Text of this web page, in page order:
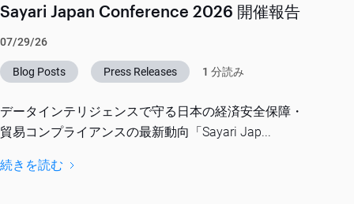
Sayari Japan Conference 2026 開催報告
07/29/26
Blog Posts Press Releases 1 分読み
データインテリジェンスで守る日本の経済安全保障・
貿易コンプライアンスの最新動向「Sayari Jap...
続きを読む